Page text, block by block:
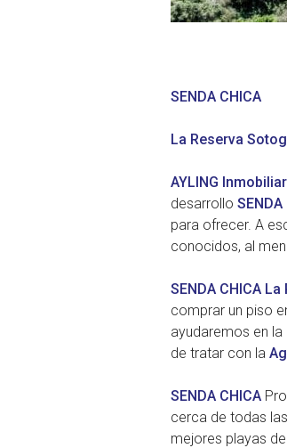
SENDA CHICA
La Reserva
AYLING
desarrollo SENDA
para ofrecer. A
conocidos, al
SENDA CHICA La
comprar un piso
ayudaremos en
de tratar con la
SENDA CHICA
cerca de todas
mejores playas